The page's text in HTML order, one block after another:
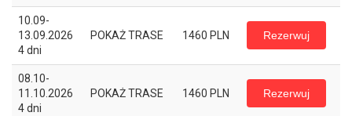
10.09-
13.09.2026
4 dni
POKAŻ TRASE 1460 PLN Rezerwuj
08.10-
11.10.2026
4 dni
POKAŻ TRASE 1460 PLN Rezerwuj